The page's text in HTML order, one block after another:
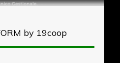
by 19coop